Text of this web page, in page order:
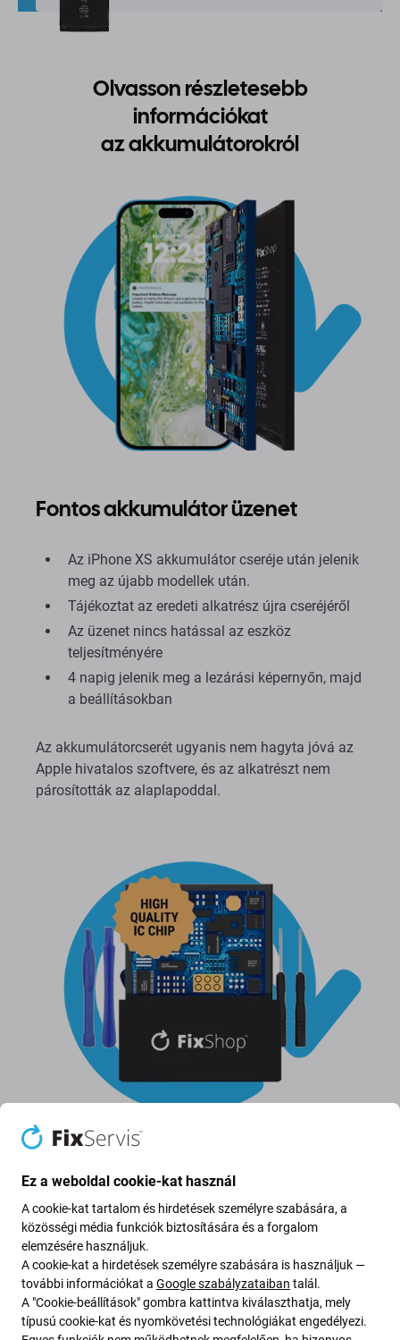
Olvasson részletesebb
információkat
az akkumulátorokról
Fontos akkumulátor üzenet
Az iPhone XS akkumulátor cseréje után jelenik
meg az újabb modellek után.
Tájékoztat az eredeti alkatrész újra cseréjéről
Az üzenet nincs hatással az eszköz
teljesítményére
4 napig jelenik meg a lezárási képernyőn, majd
a beállításokban
Az akkumulátorcserét ugyanis nem hagyta jóvá az
Apple hivatalos szoftvere, és az alkatrészt nem
párosították az alaplapoddal.
Akkumulátorcsere
Az akkumulátor cseréjekor ne feledkezzen meg a
következőkről:
Az akkumulátor
Akkumulátor ragasztó
Ez a weboldal cookie-kat használ
A cookie-kat tartalom és hirdetések személyre szabására, a
közösségi média funkciók biztosítására és a forgalom
elemzésére használjuk.
A cookie-kat a hirdetések személyre szabására is használjuk —
további információkat a Google szabályzataiban talál.
A "Cookie-beállítások" gombra kattintva kiválaszthatja, mely
típusú cookie-kat és nyomkövetési technológiákat engedélyezi.